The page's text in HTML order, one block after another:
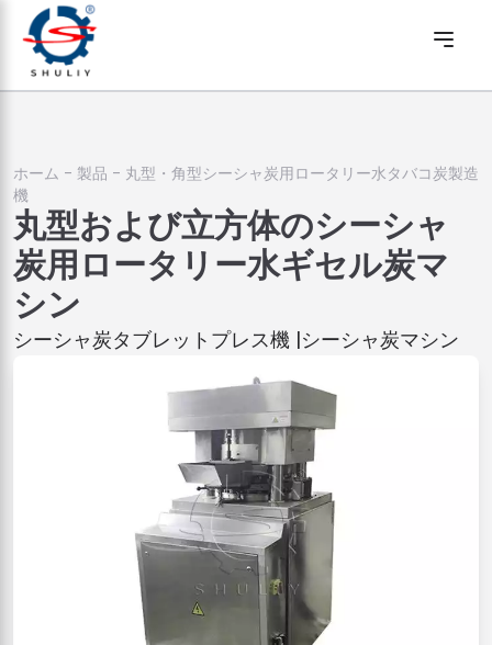
ホーム - 製品 - 丸型・角型シーシャ炭用ロータリー水タバコ炭製造
機
丸型および立方体のシーシャ
炭用ロータリー水ギセル炭マ
シン
シーシャ炭タブレットプレス機 |シーシャ炭マシン